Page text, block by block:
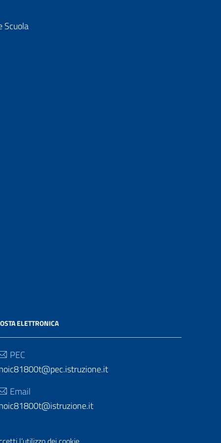
Scuola
ELETTRONICA
PEC
Email